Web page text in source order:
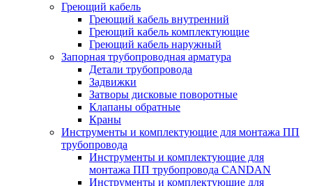
Греющий кабель
Греющий кабель внутренний
Греющий кабель комплектующие
Греющий кабель наружный
Запорная трубопроводная арматура
Детали трубопровода
Задвижки
Затворы дисковые поворотные
Клапаны обратные
Краны
Инструменты и комплектующие для монтажа ПП
трубопровода
Инструменты и комплектующие для
монтажа ПП трубопровода CANDAN
Инструменты и комплектующие для